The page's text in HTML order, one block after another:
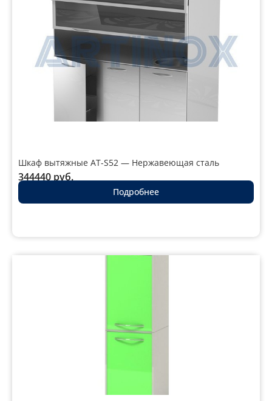
Шкаф вытяжные AT-S52 — Нержавеющая сталь
344440 руб.
Подробнее